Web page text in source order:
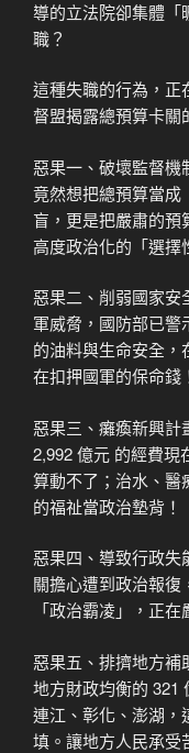
導的立法院卻集體「
職？
這種失職的行為，正
督盟揭露總預算卡關
惡果一、破壞監督機
竟然想把總預算當成
盲，更是把嚴肅的預
高度政治化的「選擇
惡果二、削弱國家安
軍威脅，國防部已警
的油料與生命安全，
在扣押國軍的保命錢
惡果三、癱瘓新興計
2,992 億元 的經費現
算動不了；治水、醫
的福祉當政治墊背！
惡果四、導致行政失
關擔心遭到政治報
「政治霸凌」，正
惡果五、排擠地方補
地方財政均衡的 321
連江、彰化、澎湖，
填。讓地方人民承受